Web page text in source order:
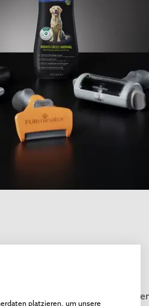
und Treue unserer
platzieren, um unsere